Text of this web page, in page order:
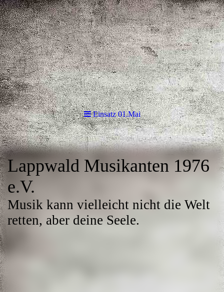
Einsatz 01.Mai
Lappwald Musikanten 1976
e.V.
Musik kann vielleicht nicht die Welt
retten, aber deine Seele.